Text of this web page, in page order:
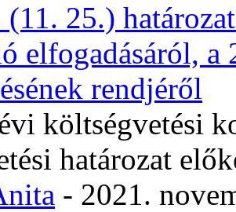
25.)
elfogadásáról, a
rendjéről
költségvetési
határozat
- 2021.